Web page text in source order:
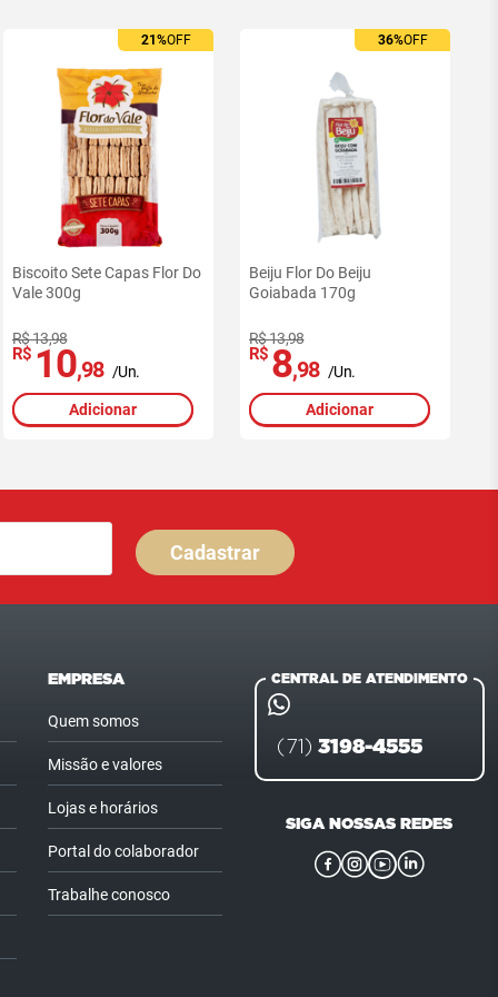
21%OFF
Biscoito Sete Capas Flor Do
Vale 300g
R$ 13,98
R$ 10,98 /Un.
Adicionar
36%OFF
Beiju Flor Do Beiju
Goiabada 170g
R$ 13,98
R$ 8,98 /Un.
Adicionar
Cadastrar
EMPRESA
Quem somos
Missão e valores
Lojas e horários
Portal do colaborador
Trabalhe conosco
CENTRAL DE ATENDIMENTO
(71) 3198-4555
SIGA NOSSAS REDES